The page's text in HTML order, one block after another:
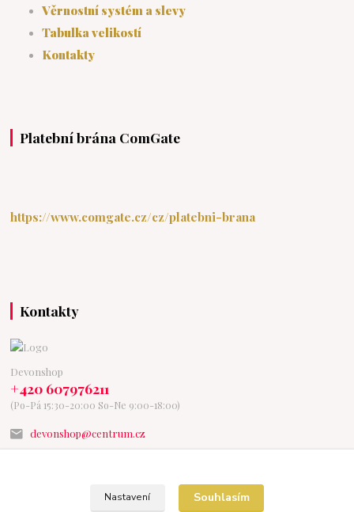
Věrnostní systém a slevy
Tabulka velikostí
Kontakty
Platební brána ComGate
https://www.comgate.cz/cz/platebni-brana
Kontakty
Devonshop
+420 607976211
(Po-Pá 15:30-20:00 So-Ne 9:00-18:00)
devonshop@centrum.cz
Nastavení Souhlasím